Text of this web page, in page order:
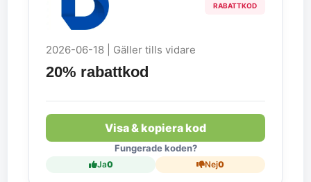
RABATTKOD
2026-06-18 | Gäller tills vidare
20% rabattkod
Visa & kopiera kod
Fungerade koden?
Ja0 Nej0